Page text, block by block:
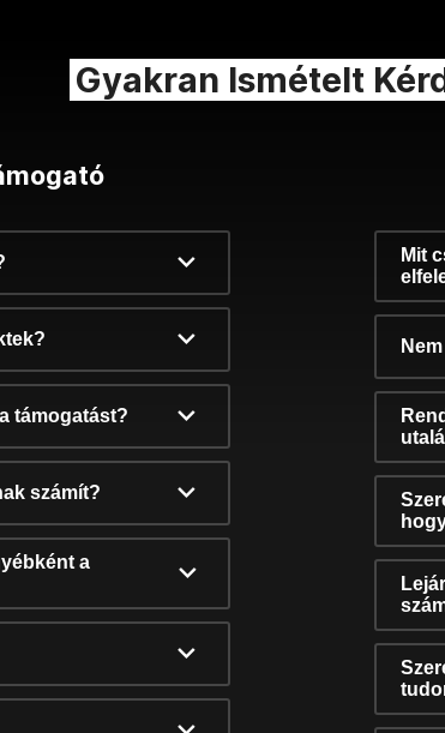
Gyakran Ismételt
támogatást?
számít?
a
Mit